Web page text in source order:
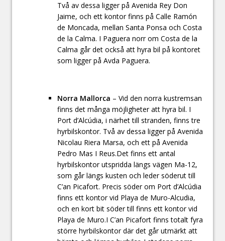
Två av dessa ligger på Avenida Rey Don
Jaime, och ett kontor finns på Calle Ramón
de Moncada, mellan Santa Ponsa och Costa
de la Calma. I Paguera norr om Costa de la
Calma går det också att hyra bil på kontoret
som ligger på Avda Paguera.
Norra Mallorca – Vid den norra kustremsan
finns det många möjligheter att hyra bil. I
Port d’Alcúdia, i närhet till stranden, finns tre
hyrbilskontor. Två av dessa ligger på Avenida
Nicolau Riera Marsa, och ett på Avenida
Pedro Mas I Reus.Det finns ett antal
hyrbilskontor utspridda längs vägen Ma-12,
som går längs kusten och leder söderut till
C’an Picafort. Precis söder om Port d’Alcúdia
finns ett kontor vid Playa de Muro-Alcudia,
och en kort bit söder till finns ett kontor vid
Playa de Muro.I C’an Picafort finns totalt fyra
större hyrbilskontor där det går utmärkt att